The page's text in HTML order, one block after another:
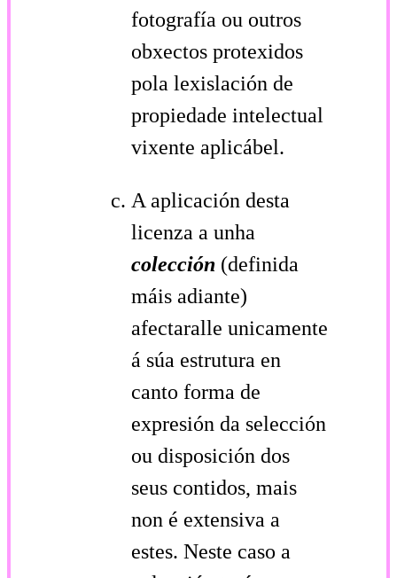
fotografía ou outros
obxectos protexidos
pola lexislación de
propiedade intelectual
vixente aplicábel.
A aplicación desta
licenza a unha
colección (definida
máis adiante)
afectaralle unicamente
á súa estrutura en
canto forma de
expresión da selección
ou disposición dos
seus contidos, mais
non é extensiva a
estes. Neste caso a